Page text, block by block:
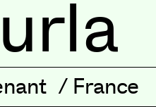
/ France